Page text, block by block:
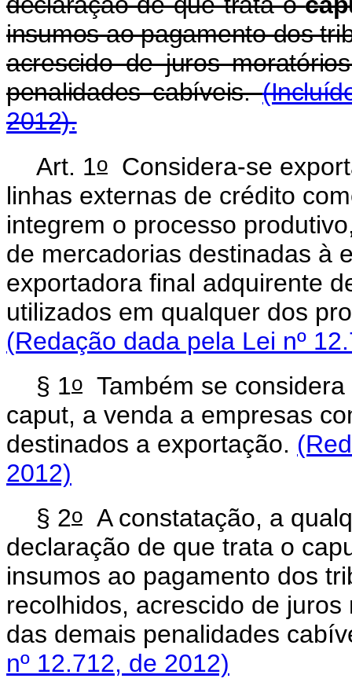
insumos ao pagamento dos
acrescido de juros
penalidades cabíveis.
2012).
Art. 1o Considera-se
linhas externas de crédito
integrem o processo
de mercadorias destinadas à
exportadora final adquirente
utilizados em qualquer dos
(Redação dada pela Lei nº
§ 1o Também se
caput, a venda a empresas
destinados a exportação.
2012)
§ 2o A constatação, a
declaração de que trata o
insumos ao pagamento dos
recolhidos, acrescido de
das demais penalidades
nº 12.712, de 2012)